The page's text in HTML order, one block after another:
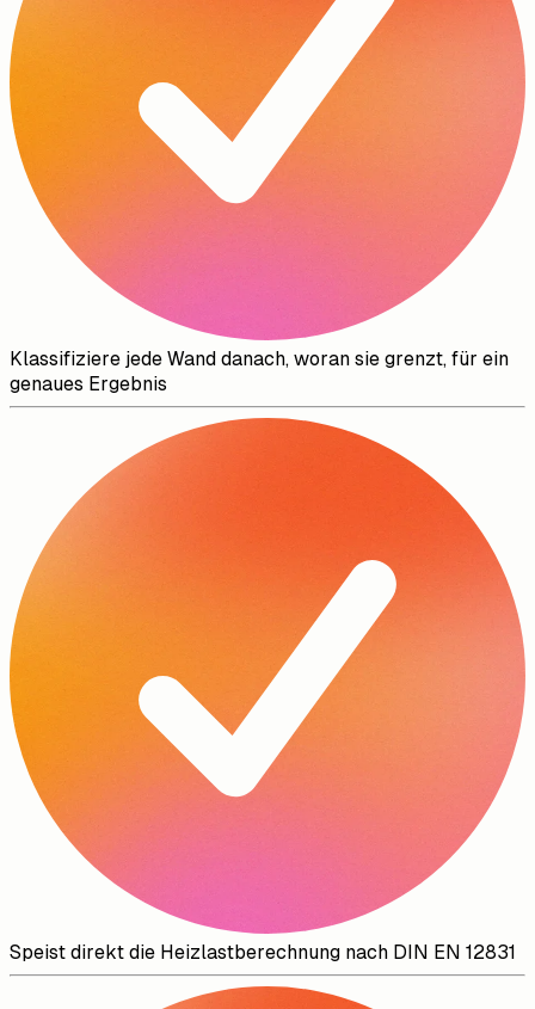
Klassifiziere jede Wand danach, woran sie grenzt, für ein
genaues Ergebnis
Speist direkt die Heizlastberechnung nach DIN EN 12831